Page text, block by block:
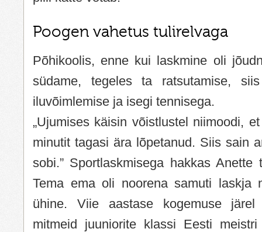
Poogen vahetus tulirelvaga
Põhikoolis, enne kui laskmine oli
südame, tegeles ta ratsutamise,
iluvõimlemise ja isegi tennisega.
„Ujumises käisin võistlustel niimoodi,
minutit tagasi ära lõpetanud. Siis sain
sobi.” Sportlaskmisega hakkas Anette
Tema ema oli noorena samuti laskja
ühine. Viie aastase kogemuse
mitmeid juuniorite klassi Eesti